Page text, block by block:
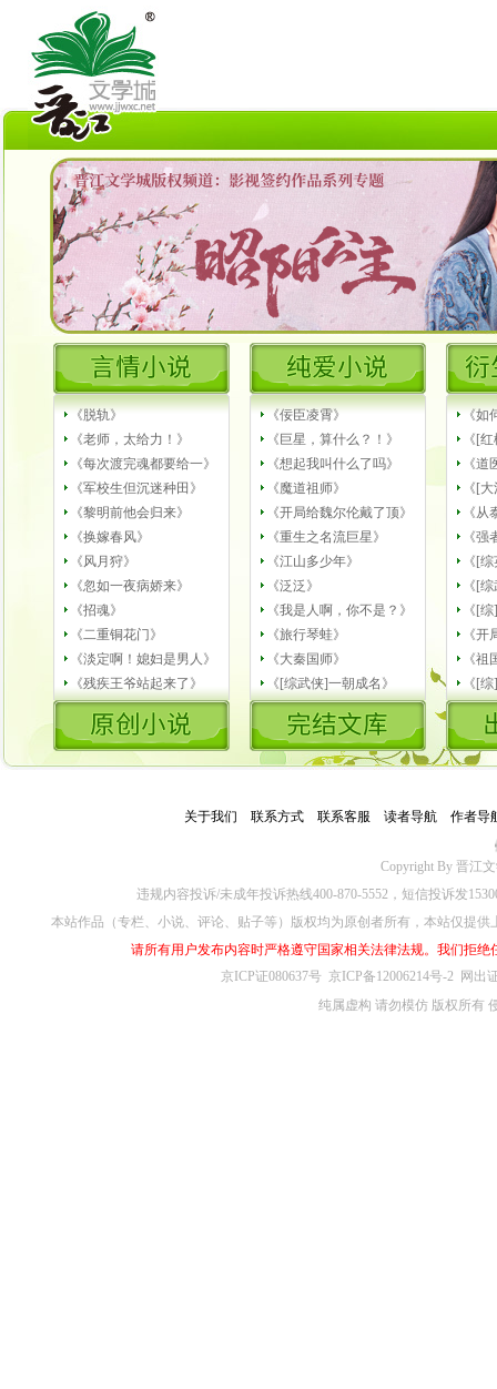
《脱轨》
《老师，太给力！》
《每次渡完魂都要给一》
《军校生但沉迷种田》
《黎明前他会归来》
《换嫁春风》
《风月狩》
《忽如一夜病娇来》
《招魂》
《二重铜花门》
《淡定啊！媳妇是男人》
《残疾王爷站起来了》
《佞臣凌霄》
《巨星，算什么？！》
《想起我叫什么了吗》
《魔道祖师》
《开局给魏尔伦戴了顶》
《重生之名流巨星》
《江山多少年》
《泛泛》
《我是人啊，你不是？》
《旅行琴蛙》
《大秦国师》
《[综武侠]一朝成名》
《
《[
《道
《[
《
《
《[
《[
《[
《
《
《[
关于我们 联系方式 联系客服 读者导航
作者导
Copyright By 晋江
违规内容投诉/未成年投诉热线400-870-5552，短信投诉发
本站作品（专栏、小说、评论、贴子等）版权均为原创者所有，本站仅提
请所有用户发布内容时严格遵守国家相关法律法规。我们拒
京ICP证080637号 京ICP备12006214号-2 网出
纯属虚构 请勿模仿 版权所有